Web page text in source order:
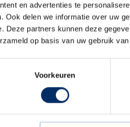
en advertenties te
Ook delen we informatie over uw
Deze partners kunnen deze
op basis van uw gebruik
Voorkeuren
BV door de gemeente
denken en te adviseren
26 marktkramen. Om
obstakelvrije
contactdozen van
de taxushaag.
de evenementen te